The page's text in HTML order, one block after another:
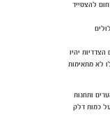
להצטייד
יהיו
לא מתאימות
ותחנות
כמות דלק